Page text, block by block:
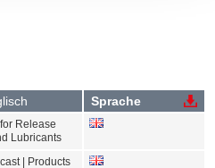
Sprache
Release
Lubricants
| Products